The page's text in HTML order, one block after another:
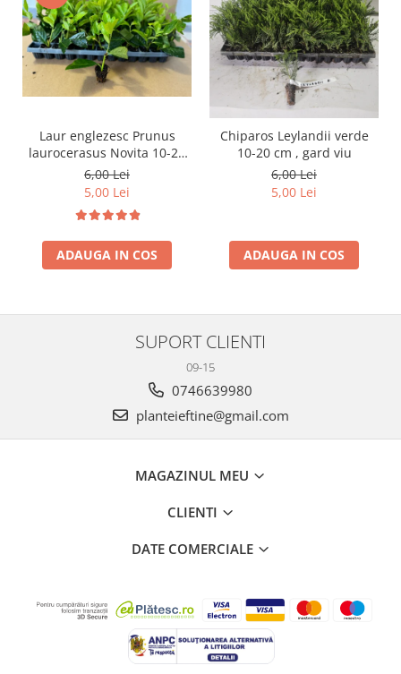
Laur englezesc Prunus
laurocerasus Novita 10-20
cm
6,00 Lei
5,00 Lei
ADAUGA IN COS
Chiparos Leylandii verde
10-20 cm , gard viu
6,00 Lei
5,00 Lei
ADAUGA IN COS
SUPORT CLIENTI
09-15
0746639980
planteieftine@gmail.com
MAGAZINUL MEU
CLIENTI
DATE COMERCIALE